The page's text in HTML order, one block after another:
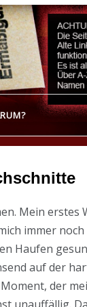
Mein erstes
immer
Haufen
auf der
der
unauffällig.